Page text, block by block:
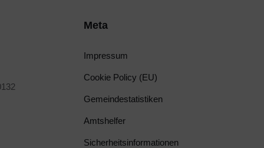
Meta
Impressum
Cookie Policy (EU)
Gemeindestatistiken
Amtshelfer
Sicherheitsinformationen